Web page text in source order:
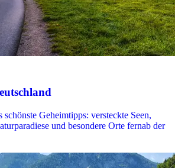
Geheimtipps: versteckte Seen,
und besondere Orte fernab der